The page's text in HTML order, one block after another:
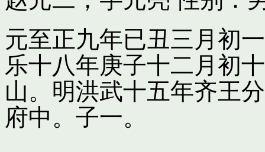
元至正九年已丑三月初
乐十八年庚子十二月初
山。明洪武十五年齐王
府中。子一。